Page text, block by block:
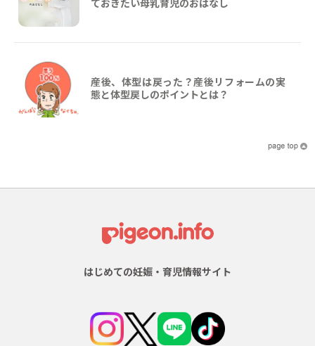
産後、体型は戻った？産後リフォームの実
態と体型戻しのポイントとは？
はじめての妊娠・育児情報サイト